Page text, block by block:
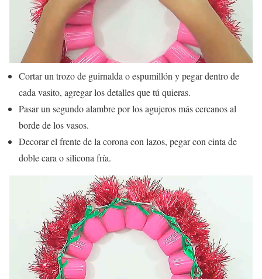
Cortar un trozo de guirnalda o espumillón y pegar dentro de
cada vasito, agregar los detalles que tú quieras.
Pasar un segundo alambre por los agujeros más cercanos al
borde de los vasos.
Decorar el frente de la corona con lazos, pegar con cinta de
doble cara o silicona fría.